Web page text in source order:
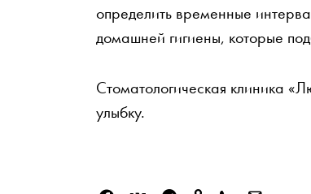
определить временные
домашней гигиены, которые
Стоматологическая клиника
улыбку.